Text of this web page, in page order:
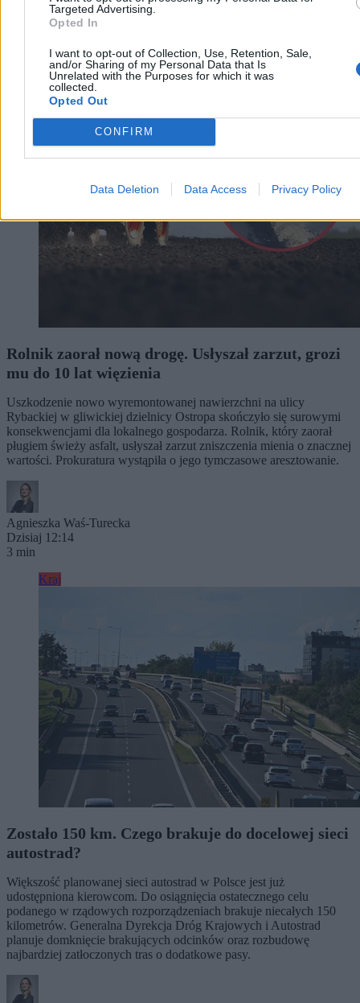
Targeted Advertising.
Opted In
I want to opt-out of Collection, Use, Retention, Sale,
and/or Sharing of my Personal Data that Is
Unrelated with the Purposes for which it was
collected.
Opted Out
CONFIRM
Data Deletion Data Access Privacy Policy
Kraj
Rolnik zaorał nową drogę. Usłyszał zarzut, grozi
mu do 10 lat więzienia
Uszkodzenie nowo wyremontowanej nawierzchni na ulicy
Rybackiej w gliwickiej dzielnicy Ostropa skończyło się surowymi
konsekwencjami dla lokalnego gospodarza. Rolnik, który zaorał
pługiem świeży asfalt, usłyszał zarzut zniszczenia mienia o znacznej
wartości. Prokuratura wystąpiła o jego tymczasowe aresztowanie.
Agnieszka Waś-Turecka
Dzisiaj 12:14
3 min
Kraj
Zostało 150 km. Czego brakuje do docelowej sieci
autostrad?
Większość planowanej sieci autostrad w Polsce jest już
udostępniona kierowcom. Do osiągnięcia ostatecznego celu
podanego w rządowych rozporządzeniach brakuje niecałych 150
kilometrów. Generalna Dyrekcja Dróg Krajowych i Autostrad
planuje domknięcie brakujących odcinków oraz rozbudowę
najbardziej zatłoczonych tras o dodatkowe pasy.